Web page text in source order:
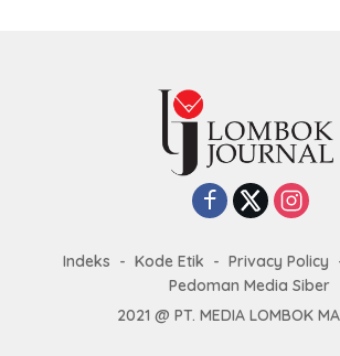
Indeks Kode Etik Privacy Policy
Pedoman Media Siber
2021 @ PT. MEDIA LOMBOK